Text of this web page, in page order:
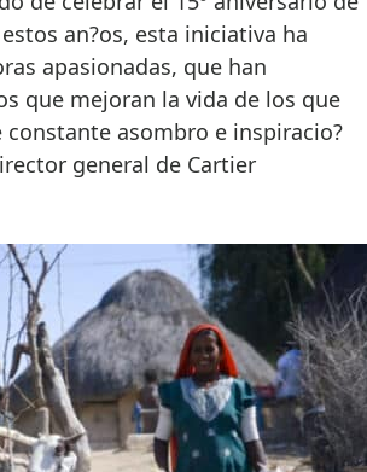
an?os, esta iniciativa ha
apasionadas, que han
que mejoran la vida de los que
asombro e inspiracio?
general de Cartier